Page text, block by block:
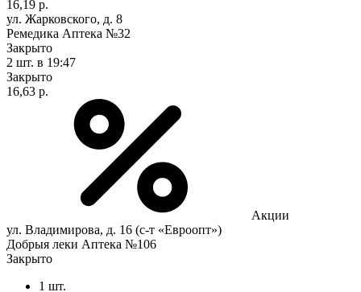
16,19 р.
ул. Жарковского, д. 8
Ремедика Аптека №32
Закрыто
2 шт. в 19:47
Закрыто
16,63 р.
Акции
ул. Владимирова, д. 16 (с-т «Евроопт»)
Добрыя леки Аптека №106
Закрыто
1 шт.